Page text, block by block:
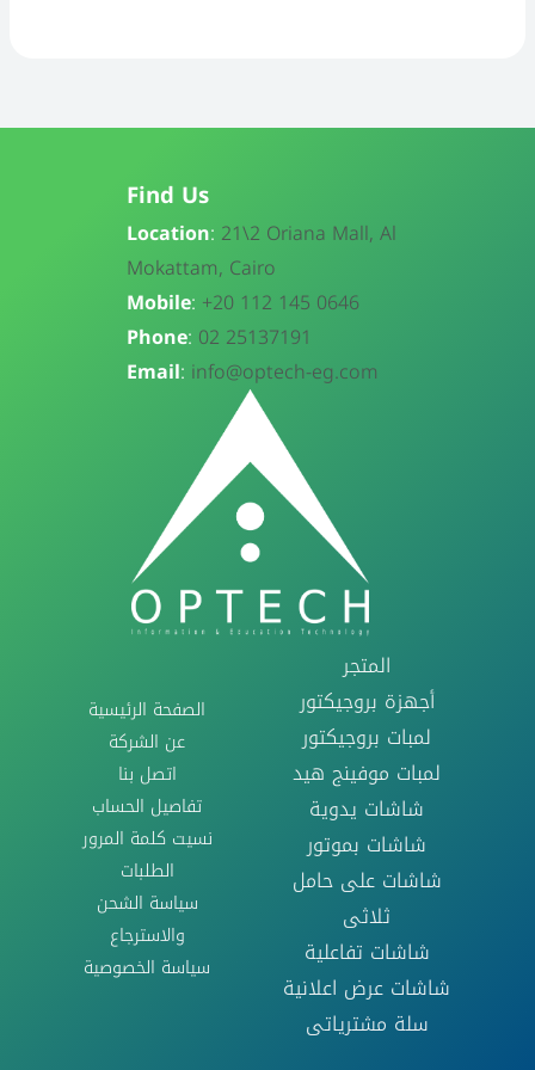
Find Us
Location: 21\2 Oriana Mall, Al
Mokattam, Cairo
Mobile: +20 112 145 0646
Phone: 02 25137191
Email: info@optech-eg.com
الصفحة الرئيسية
عن الشركة
اتصل بنا
تفاصيل الحساب
نسيت كلمة المرور
الطلبات
سياسة الشحن
والاسترجاع
سياسة الخصوصية
المتجر
أجهزة بروجيكتور
لمبات بروجيكتور
لمبات موفينج هيد
شاشات يدوية
شاشات بموتور
شاشات على حامل
ثلاثى
شاشات تفاعلية
شاشات عرض اعلانية
سلة مشترياتى